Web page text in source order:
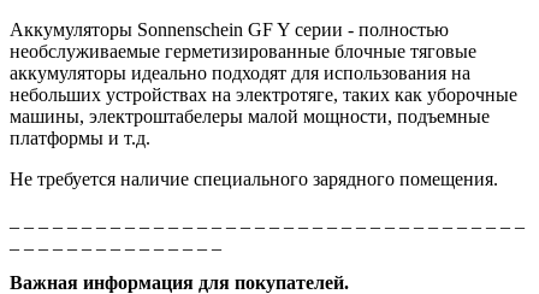
Аккумуляторы Sonnenschein GF Y серии - полностью
необслуживаемые герметизированные блочные тяговые
аккумуляторы идеально подходят для использования на
небольших устройствах на электротяге, таких как уборочные
машины, электроштабелеры малой мощности, подъемные
платформы и т.д.
Не требуется наличие специального зарядного помещения.
Важная информация для покупателей.